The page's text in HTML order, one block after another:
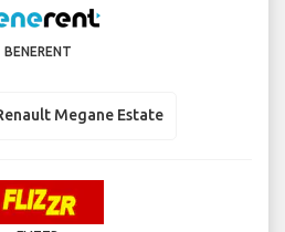
BENERENT
Megane Estate